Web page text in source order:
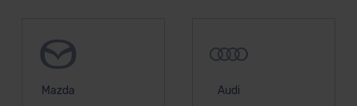
Mazda Audi